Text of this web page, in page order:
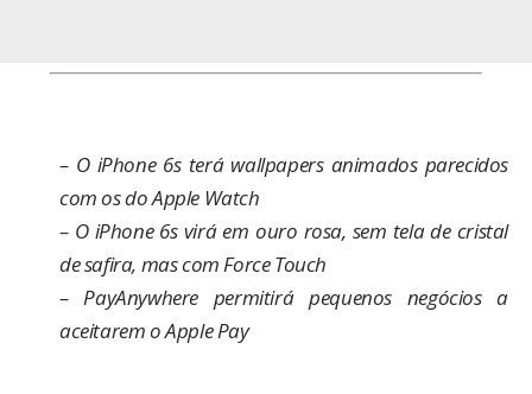
– O iPhone 6s terá wallpapers animados parecidos
com os do Apple Watch
– O iPhone 6s virá em ouro rosa, sem tela de cristal
de safira, mas com Force Touch
–PayAnywhere permitirá pequenos negócios a
aceitarem o Apple Pay